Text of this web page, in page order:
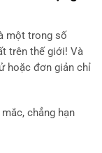
một trong số
trên thế giới! Và
hoặc đơn giản chỉ
chẳng hạn